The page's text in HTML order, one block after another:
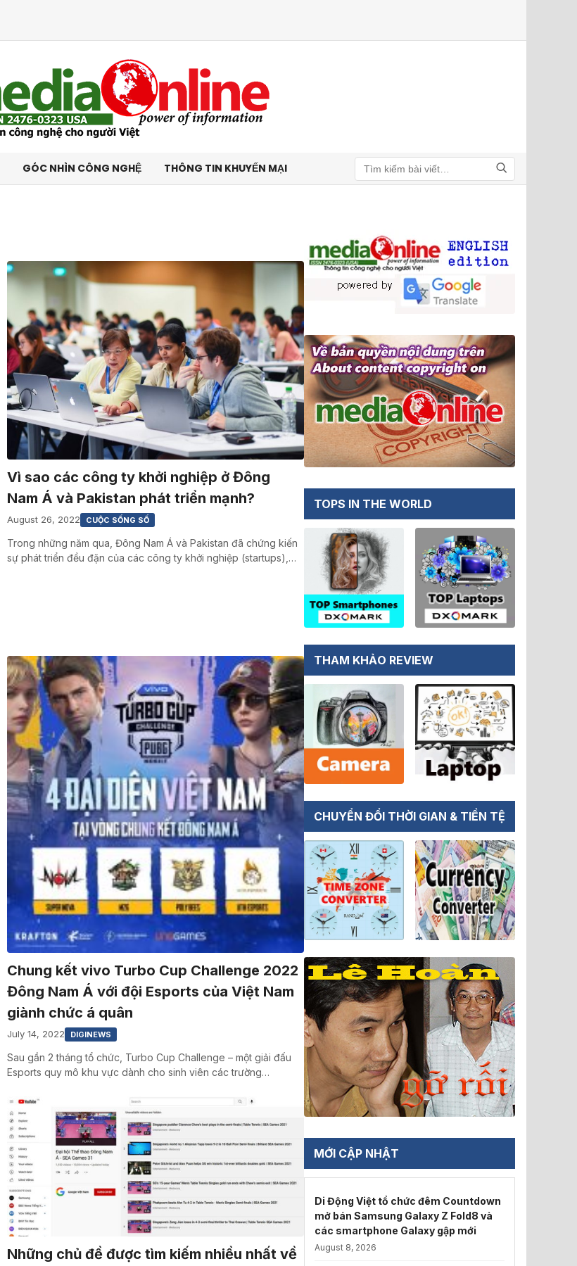
GÓC NHÌN CÔNG NGHỆ THÔNG TIN KHUYẾN MẠI
Tìm kiếm
Vì sao các công ty khởi nghiệp ở Đông
Nam Á và Pakistan phát triển mạnh?
August 26, 2022 CUỘC SỐNG SỐ
Trong những năm qua, Đông Nam Á và Pakistan đã chứng kiến
sự phát triển đều đặn của các công ty khởi nghiệp (startups),…
Chung kết vivo Turbo Cup Challenge 2022
Đông Nam Á với đội Esports của Việt Nam
giành chức á quân
July 14, 2022 DIGINEWS
Sau gần 2 tháng tổ chức, Turbo Cup Challenge – một giải đấu
Esports quy mô khu vực dành cho sinh viên các trường…
Những chủ đề được tìm kiếm nhiều nhất về
TOPS IN THE WORLD
THAM KHẢO REVIEW
CHUYỂN ĐỔI THỜI GIAN & TIỀN TỆ
MỚI CẬP NHẬT
Di Động Việt tổ chức đêm Countdown
mở bán Samsung Galaxy Z Fold8 và
các smartphone Galaxy gập mới
August 8, 2026